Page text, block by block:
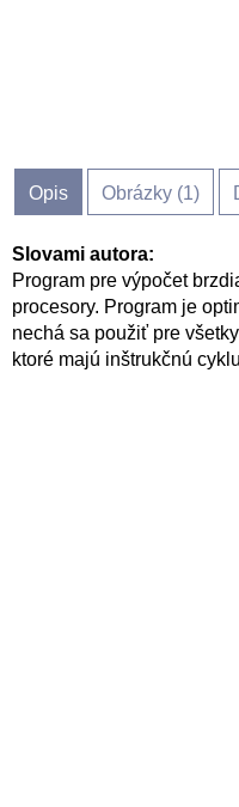
Opis Obrázky (1)
Slovami autora:
Program pre výpočet
procesory. Program je
nechá sa použiť pre
ktoré majú inštrukčnú